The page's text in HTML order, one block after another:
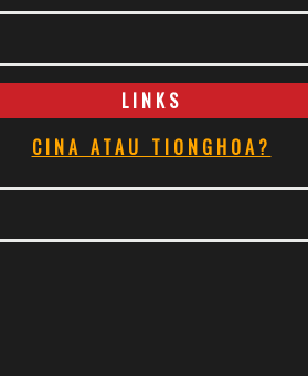
LINKS
CINA ATAU TIONGHOA?